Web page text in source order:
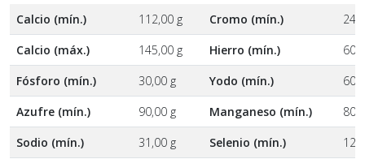
Calcio (mín.) 112,00 g Cromo (mín.)
Calcio (máx.)
145,00 g Hierro (mín.)
Fósforo (mín.)
30,00 g Yodo (mín.)
Azufre (mín.)
90,00 g Manganeso (mín.)
Sodio (mín.)
31,00 g Selenio (mín.)